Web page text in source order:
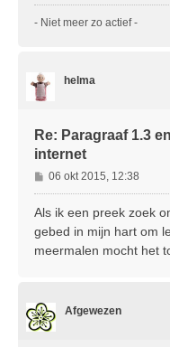
- Niet meer zo actief -
helma
Re: Paragraaf 1.3
internet
B
e
r
c
h
06 okt 2015, 12:38
Als ik een preek zoek
gebed in mijn hart om
meermalen mocht het
Afgewezen